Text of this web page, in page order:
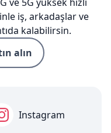
iş, arkadaşlar ve
kalabilirsin.
alın
Instagram